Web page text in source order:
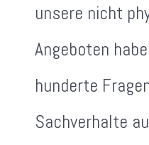
unsere nicht
Angeboten
hunderte
Sachverhalte